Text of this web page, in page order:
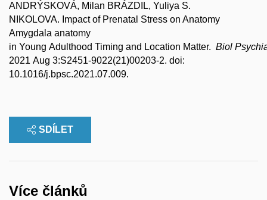
ANDRÝSKOVÁ, Milan BRÁZDIL, Yuliya S.
NIKOLOVA. Impact of Prenatal Stress on Anatomy
Amygdala anatomy
in Young Adulthood Timing and Location Matter. Biol
2021 Aug 3:S2451-9022(21)00203-2. doi:
10.1016/j.bpsc.2021.07.009.
SDÍLET
Více článků